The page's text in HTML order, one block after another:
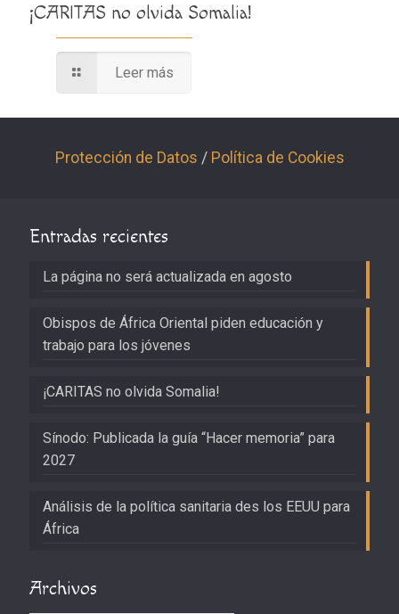
¡CARITAS no olvida Somalia!
Leer más
Protección de Datos / Política de Cookies
Entradas recientes
La página no será actualizada en agosto
Obispos de África Oriental piden educación y
trabajo para los jóvenes
¡CARITAS no olvida Somalia!
Sínodo: Publicada la guía “Hacer memoria” para
2027
Análisis de la política sanitaria des los EEUU para
África
Archivos